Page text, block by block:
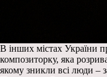
В інших містах України
композиторку, яка
якому зникли всі люди –